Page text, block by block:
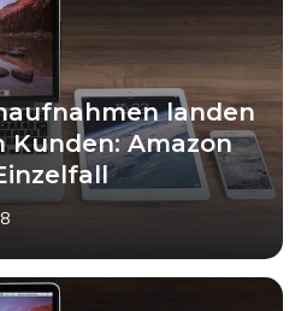
landen
Kunden: Amazon